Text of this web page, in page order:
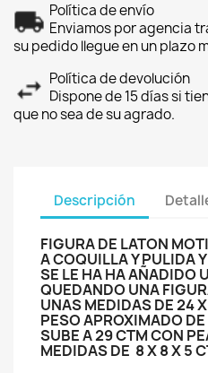
Política de envío
Enviamos por agencia
su pedido llegue en un plazo
Política de devolución
Dispone de 15 días si
que no sea de su agrado.
Descripción
FIGURA DE LATON
A COQUILLA Y PULIDA
SE LE HA HA AÑADIDO
QUEDANDO UNA
UNAS MEDIDAS DE 24
PESO APROXIMADO
SUBE A 29 CTM CON
MEDIDAS DE 8 X 8 X 5